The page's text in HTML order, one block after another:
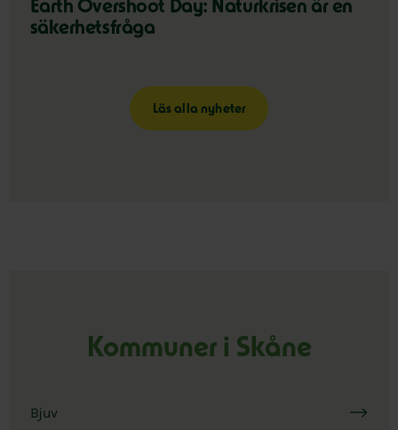
Earth Overshoot Day: Naturkrisen är en
säkerhetsfråga
Läs alla nyheter
Kommuner i Skåne
Bjuv